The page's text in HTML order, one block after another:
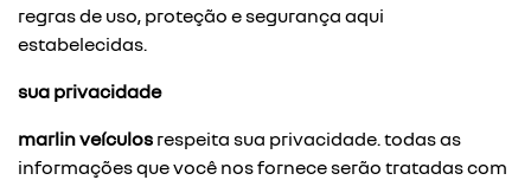
regras de uso, proteção e segurança aqui
estabelecidas.
sua privacidade
marlin veículos respeita sua privacidade. todas as
informações que você nos fornece serão tratadas com